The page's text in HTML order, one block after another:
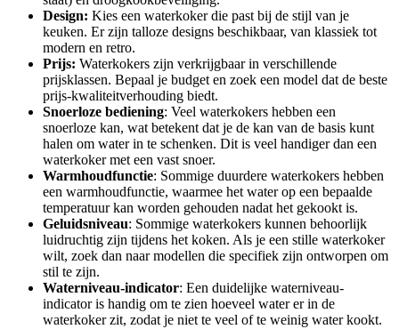
Design: Kies een waterkoker die past bij de stijl van je
keuken. Er zijn talloze designs beschikbaar, van klassiek tot
modern en retro.
Prijs: Waterkokers zijn verkrijgbaar in verschillende
prijsklassen. Bepaal je budget en zoek een model dat de beste
prijs-kwaliteitverhouding biedt.
Snoerloze bediening: Veel waterkokers hebben een
snoerloze kan, wat betekent dat je de kan van de basis kunt
halen om water in te schenken. Dit is veel handiger dan een
waterkoker met een vast snoer.
Warmhoudfunctie: Sommige duurdere waterkokers hebben
een warmhoudfunctie, waarmee het water op een bepaalde
temperatuur kan worden gehouden nadat het gekookt is.
Geluidsniveau: Sommige waterkokers kunnen behoorlijk
luidruchtig zijn tijdens het koken. Als je een stille waterkoker
wilt, zoek dan naar modellen die specifiek zijn ontworpen om
stil te zijn.
Waterniveau-indicator: Een duidelijke waterniveau-
indicator is handig om te zien hoeveel water er in de
waterkoker zit, zodat je niet te veel of te weinig water kookt.